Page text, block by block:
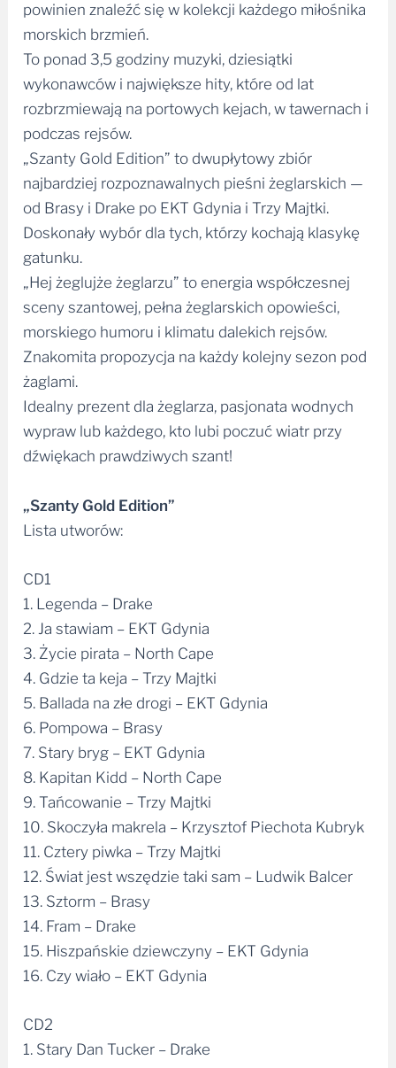
powinien znaleźć się w kolekcji każdego miłośnika
morskich brzmień.
To ponad 3,5 godziny muzyki, dziesiątki
wykonawców i największe hity, które od lat
rozbrzmiewają na portowych kejach, w tawernach i
podczas rejsów.
„Szanty Gold Edition” to dwupłytowy zbiór
najbardziej rozpoznawalnych pieśni żeglarskich —
od Brasy i Drake po EKT Gdynia i Trzy Majtki.
Doskonały wybór dla tych, którzy kochają klasykę
gatunku.
„Hej żeglujże żeglarzu” to energia współczesnej
sceny szantowej, pełna żeglarskich opowieści,
morskiego humoru i klimatu dalekich rejsów.
Znakomita propozycja na każdy kolejny sezon pod
żaglami.
Idealny prezent dla żeglarza, pasjonata wodnych
wypraw lub każdego, kto lubi poczuć wiatr przy
dźwiękach prawdziwych szant!
„Szanty Gold Edition”
Lista utworów:
CD1
1. Legenda – Drake
2. Ja stawiam – EKT Gdynia
3. Życie pirata – North Cape
4. Gdzie ta keja – Trzy Majtki
5. Ballada na złe drogi – EKT Gdynia
6. Pompowa – Brasy
7. Stary bryg – EKT Gdynia
8. Kapitan Kidd – North Cape
9. Tańcowanie – Trzy Majtki
10. Skoczyła makrela – Krzysztof Piechota Kubryk
11. Cztery piwka – Trzy Majtki
12. Świat jest wszędzie taki sam – Ludwik Balcer
13. Sztorm – Brasy
14. Fram – Drake
15. Hiszpańskie dziewczyny – EKT Gdynia
16. Czy wiało – EKT Gdynia
CD2
1. Stary Dan Tucker – Drake